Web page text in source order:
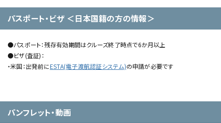
パスポート・ビザ ＜日本国籍の方の情報＞
●パスポート：残存有効期間はクルーズ終了時点で6か月以上
●ビザ(査証)：
・米国：出発前にESTA(電子渡航認証システム)の申請が必要です
パンフレット・動画